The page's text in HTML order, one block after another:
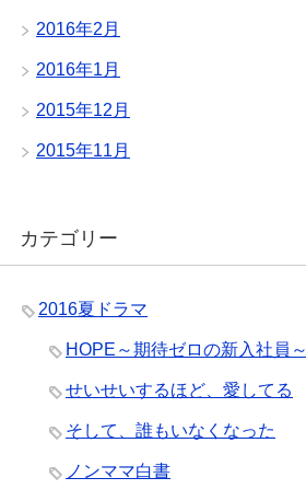
2016年2月
2016年1月
2015年12月
2015年11月
カテゴリー
2016夏ドラマ
HOPE～期待ゼロの新入社員～
せいせいするほど、愛してる
そして、誰もいなくなった
ノンママ白書